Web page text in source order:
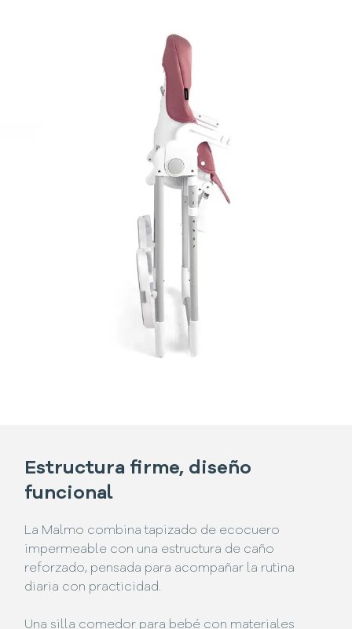
Estructura firme, diseño
funcional
La Malmo combina tapizado de ecocuero
impermeable con una estructura de caño
reforzado, pensada para acompañar la rutina
diaria con practicidad.
Una silla comedor para bebé con materiales